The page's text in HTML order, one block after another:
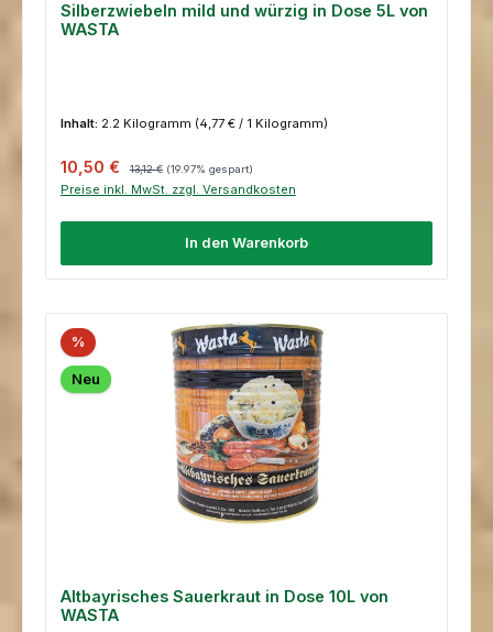
Silberzwiebeln mild und würzig in Dose 5L von
WASTA
Inhalt: 2.2 Kilogramm (4,77 € / 1 Kilogramm)
Verkaufspreis:
10,50 € 13,12 € (19.97% gespart)
Preise inkl. MwSt. zzgl. Versandkosten
In den Warenkorb
%
Neu
Altbayrisches Sauerkraut in Dose 10L von
WASTA